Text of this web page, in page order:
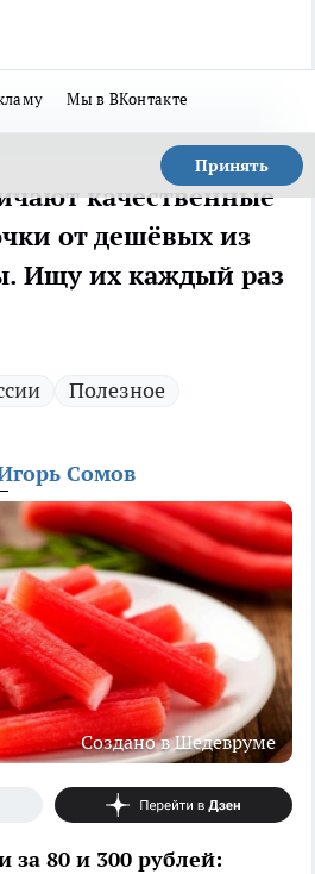
Мы в ВКонтакте
Принять
качественные
от дешёвых из
Ищу их каждый раз
Полезное
Сомов
Создано в Шедевруме
за 80 и 300 рублей: